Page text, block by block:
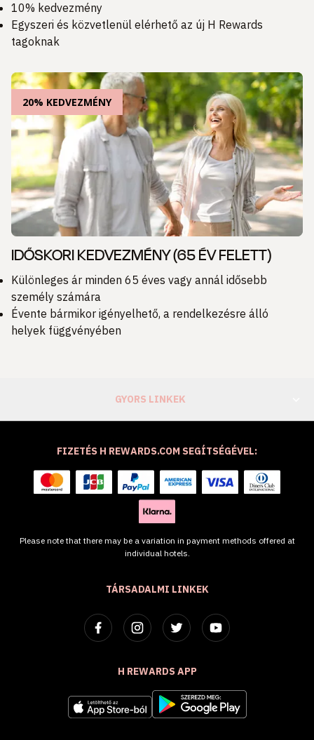
10% kedvezmény
Egyszeri és közvetlenül elérhető az új H Rewards
tagoknak
20% KEDVEZMÉNY
IDŐSKORI KEDVEZMÉNY (65 ÉV FELETT)
Különleges ár minden 65 éves vagy annál idősebb
személy számára
Évente bármikor igényelhető, a rendelkezésre álló
helyek függvényében
GYORS LINKEK
TÁRSADALMI LINKEK
H REWARDS APP
FIZETÉS H REWARDS.COM SEGÍTSÉGÉVEL:
Please note that there may be a variation in payment methods offered at
individual hotels.